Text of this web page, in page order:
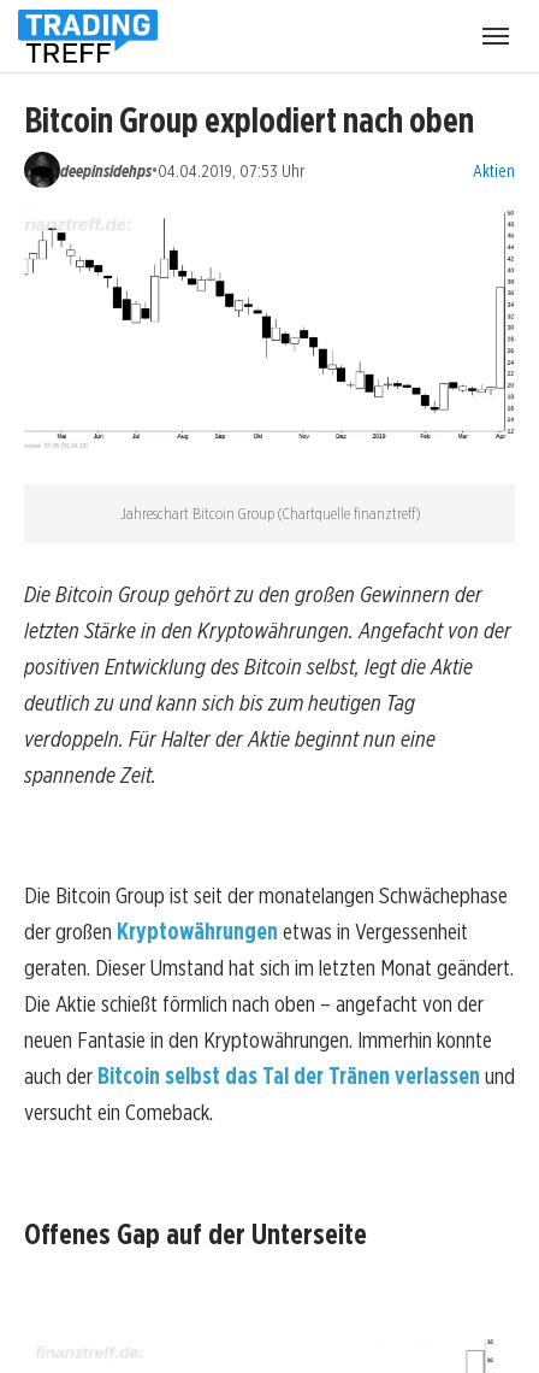
Bitcoin Group explodiert nach oben
deepinsidehps•04.04.2019, 07:53 Uhr Aktien
Jahreschart Bitcoin Group (Chartquelle finanztreff)
Die Bitcoin Group gehört zu den großen Gewinnern der
letzten Stärke in den Kryptowährungen. Angefacht von der
positiven Entwicklung des Bitcoin selbst, legt die Aktie
deutlich zu und kann sich bis zum heutigen Tag
verdoppeln. Für Halter der Aktie beginnt nun eine
spannende Zeit.
Die Bitcoin Group ist seit der monatelangen Schwächephase
der großen Kryptowährungen etwas in Vergessenheit
geraten. Dieser Umstand hat sich im letzten Monat geändert.
Die Aktie schießt förmlich nach oben – angefacht von der
neuen Fantasie in den Kryptowährungen. Immerhin konnte
auch der Bitcoin selbst das Tal der Tränen verlassen und
versucht ein Comeback.
Offenes Gap auf der Unterseite